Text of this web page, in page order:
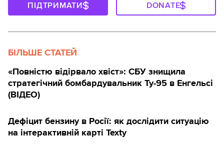
ПІДТРИМАТИ DONATE
БІЛЬШЕ СТАТЕЙ
«Повністю відірвало хвіст»: СБУ знищила
стратегічний бомбардувальник Ту-95 в Енгельсі
(ВІДЕО)
Дефіцит бензину в Росії: як дослідити ситуацію
на інтерактивній карті Texty